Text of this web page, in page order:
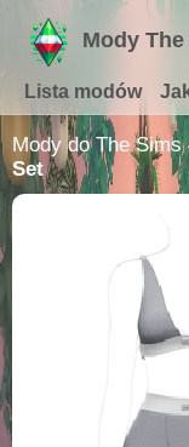
Mody
Lista modów
Mody do The Sims
Set